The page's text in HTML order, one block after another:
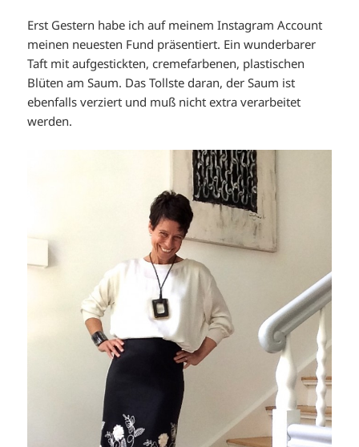
Erst Gestern habe ich auf meinem Instagram Account
meinen neuesten Fund präsentiert. Ein wunderbarer
Taft mit aufgestickten, cremefarbenen, plastischen
Blüten am Saum. Das Tollste daran, der Saum ist
ebenfalls verziert und muß nicht extra verarbeitet
werden.